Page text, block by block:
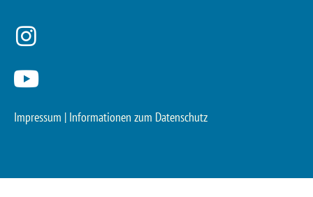
Impressum | Informationen zum Datenschutz